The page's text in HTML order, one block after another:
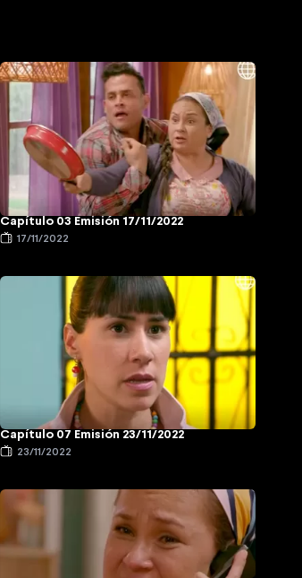
Capítulo 03 Emisión 17/11/2022
17/11/2022
Capítulo 07 Emisión 23/11/2022
23/11/2022